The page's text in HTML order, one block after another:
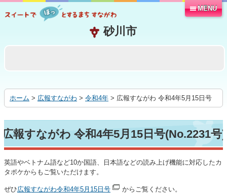
る
MENU
ホーム > 広報すながわ > 令和4年 > 広報すながわ 令和4年5月15日号
広報すながわ 令和4年5月15日号(No.2231号)
英語やベトナム語など10か国語、日本語などの読み上げ機能に対応したカ
タポケからもご覧いただけます。
ぜひ広報すながわ令和4年5月15日号 からご覧ください。